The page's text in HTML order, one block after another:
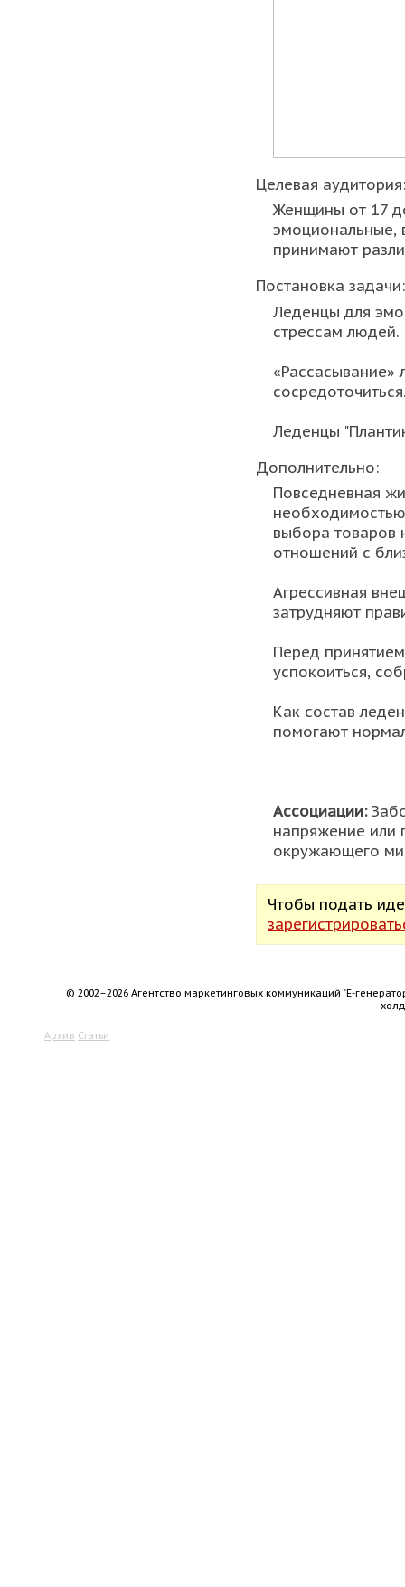
Целевая аудитория:
Женщины от 17
эмоциональные,
принимают
Постановка задачи:
Леденцы для
стрессам людей.
«Рассасывание»
Леденцы
Дополнительно:
Повседневная
выбора товаров
отношений с
Агрессивная
затрудняют
Перед
успокоиться,
Как состав
помогают
Ассоциации:
напряжение или
окружающего
Чтобы подать
© 2002–2026 Агентство маркетинговых коммуникаций "Е-
Архив Статьи